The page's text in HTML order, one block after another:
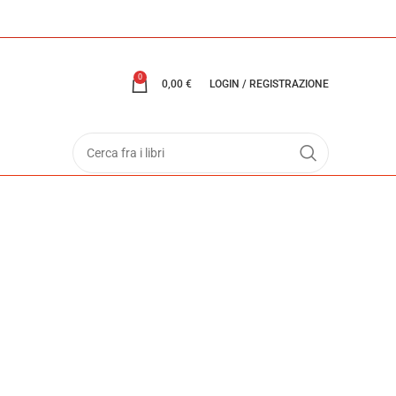
0
0,00 € LOGIN / REGISTRAZIONE